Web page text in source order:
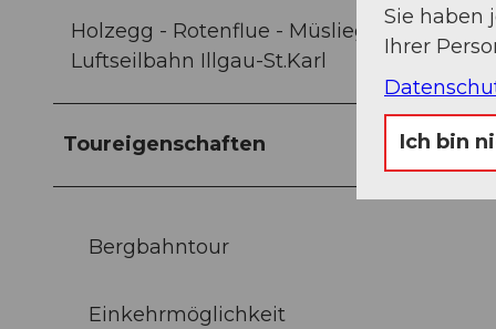
Holzegg - Rotenflue - Müsliegg/Zwäcken
Luftseilbahn Illgau-St.Karl
Toureigenschaften
Bergbahntour
Einkehrmöglichkeit
Sie haben
Ihrer
Ich bin